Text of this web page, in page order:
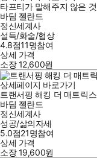
타프티가 말해주지 않은 것
바딤 젤란드
정신세계사
설득/화술/협상
4.8점11명참여
상세 가격
소장12,600원
상세페이지 바로가기
트랜서핑 해킹 더 매트릭스
바딤 젤란드
정신세계사
성공/삶의자세
5.0점21명참여
상세 가격
소장19,600원